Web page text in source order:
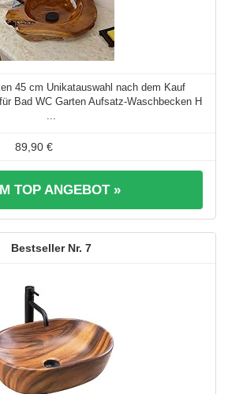
45 cm Unikatauswahl nach dem Kauf
Bad WC Garten Aufsatz-Waschbecken H
89,90 €
TOP ANGEBOT »
7